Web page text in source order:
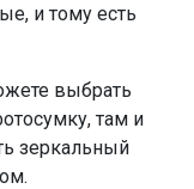
и тому есть
выбрать
там и
зеркальный